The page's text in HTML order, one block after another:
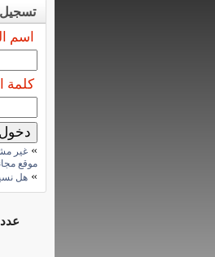
اسم
كلمة
» غير
موقع
» هل